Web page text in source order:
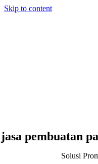
Skip to content
jasa pembuatan
Solusi